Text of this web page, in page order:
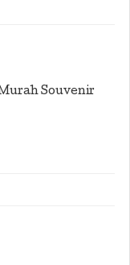
Souvenir